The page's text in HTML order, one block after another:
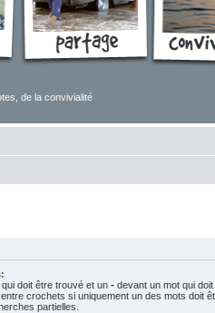
de la convivialité
doit être trouvé et un - devant un mot qui
entre crochets si uniquement un des mots doit
partielles.